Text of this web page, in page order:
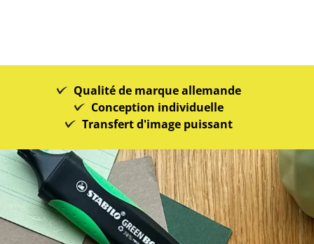
Qualité de marque allemande
Conception individuelle
Transfert d'image puissant